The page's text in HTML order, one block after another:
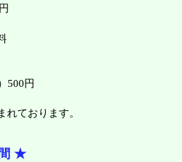
500円
れております。
★